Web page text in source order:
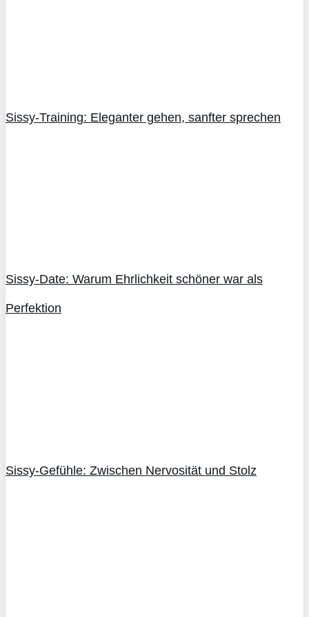
Sissy-Training: Eleganter gehen, sanfter sprechen
Sissy-Date: Warum Ehrlichkeit schöner war als
Perfektion
Sissy-Gefühle: Zwischen Nervosität und Stolz